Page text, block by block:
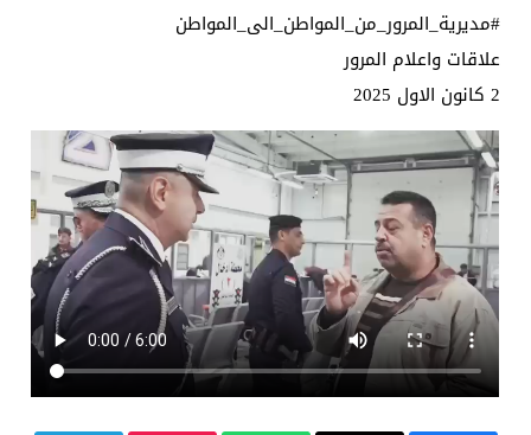
#مديرية_المرور_من_المواطن_الى_المواطن
علاقات واعلام المرور
2 كانون الاول 2025